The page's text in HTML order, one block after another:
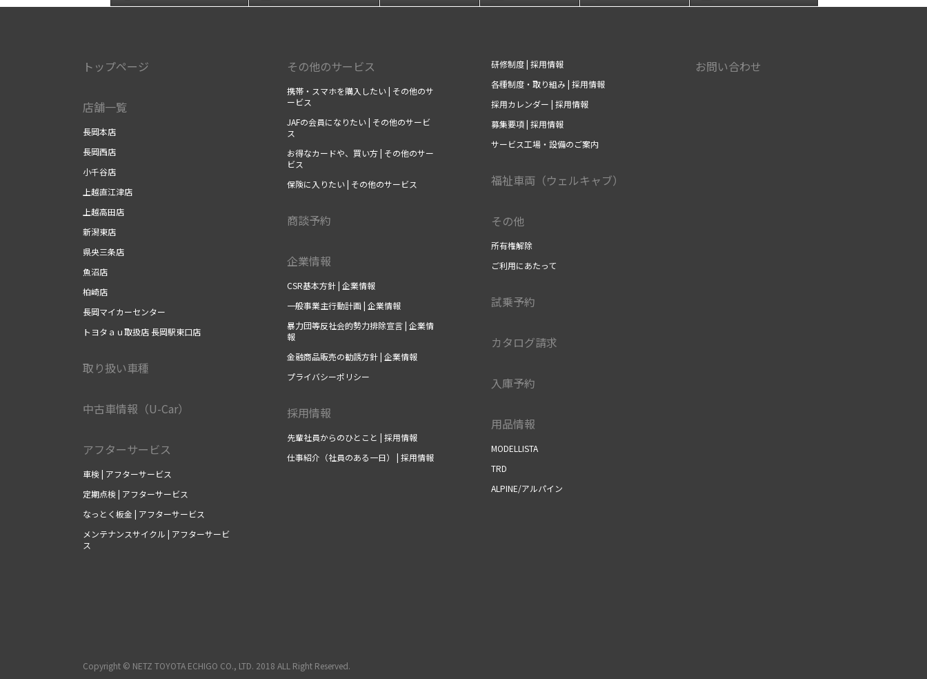
トップページ
店舗一覧
長岡本店
長岡西店
小千谷店
上越直江津店
上越高田店
新潟東店
県央三条店
魚沼店
柏崎店
長岡マイカーセンター
トヨタａｕ取扱店 長岡駅東口店
取り扱い車種
中古車情報（U-Car）
アフターサービス
車検 | アフターサービス
定期点検 | アフターサービス
なっとく板金 | アフターサービス
メンテナンスサイクル | アフターサービ
ス
その他のサービス
携帯・スマホを購入したい | その他のサ
ービス
JAFの会員になりたい | その他のサービ
ス
お得なカードや、買い方 | その他のサー
ビス
保険に入りたい | その他のサービス
商談予約
企業情報
CSR基本方針 | 企業情報
一般事業主行動計画 | 企業情報
暴力団等反社会的勢力排除宣言 | 企業情
報
金融商品販売の勧誘方針 | 企業情報
プライバシーポリシー
採用情報
先輩社員からのひとこと | 採用情報
仕事紹介（社員のある一日） | 採用情報
研修制度 | 採用情報
各種制度・取り組み | 採用情報
採用カレンダー | 採用情報
募集要項 | 採用情報
サービス工場・設備のご案内
福祉車両（ウェルキャブ）
その他
所有権解除
ご利用にあたって
試乗予約
カタログ請求
入庫予約
用品情報
MODELLISTA
TRD
ALPINE/アルパイン
お問い合わせ
Copyright © NETZ TOYOTA ECHIGO CO., LTD. 2018 ALL Right Reserved.